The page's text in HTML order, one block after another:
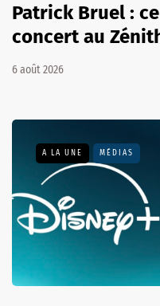
Patrick Bruel :
concert au
6 août 2026
A LA UNE MÉDIAS